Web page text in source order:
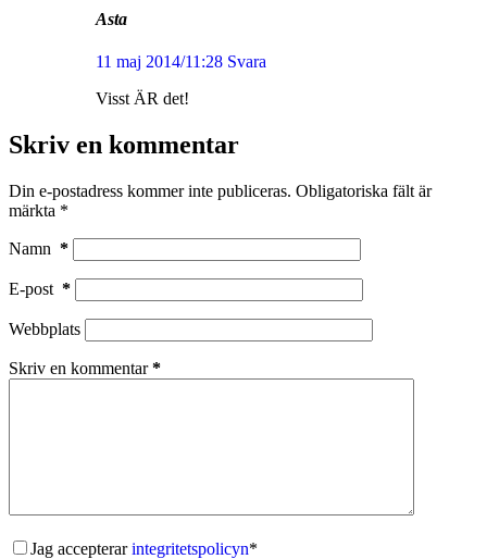
Asta
11 maj 2014/11:28 Svara
Visst ÄR det!
Skriv en kommentar
Din e-postadress kommer inte publiceras. Obligatoriska fält är
märkta *
Namn *
E-post *
Webbplats
Skriv en kommentar*
Jag accepterarintegritetspolicyn*